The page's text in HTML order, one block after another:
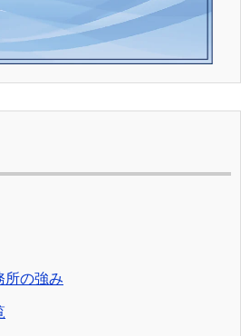
所の強み